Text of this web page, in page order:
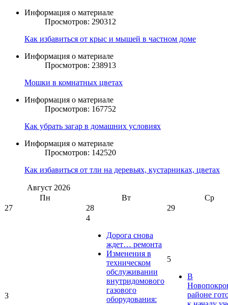
Информация о материале
Просмотров: 290312
Как избавиться от крыс и мышей в частном доме
Информация о материале
Просмотров: 238913
Мошки в комнатных цветах
Информация о материале
Просмотров: 167752
Как убрать загар в домашних условиях
Информация о материале
Просмотров: 142520
Как избавиться от тли на деревьях, кустарниках, цветах
Август 2026
Пн
Вт
Ср
27
28 29
3
4
Дорога снова
ждет… ремонта
Изменения в
техническом
обслуживании
внутридомового
газового
оборудования:
5
В
районе